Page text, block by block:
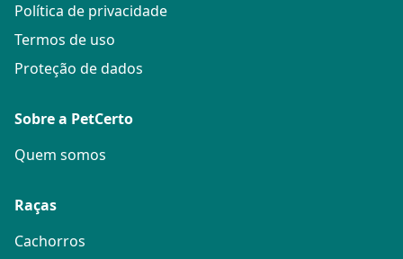
Política de privacidade
Termos de uso
Proteção de dados
Sobre a PetCerto
Quem somos
Raças
Cachorros